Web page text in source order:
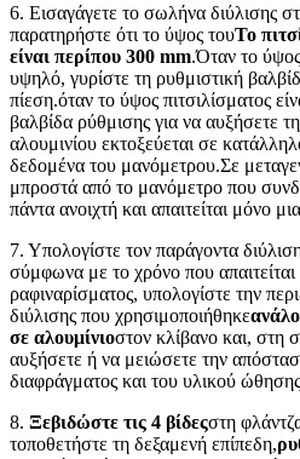
6. Εισαγάγετε το σωλήνα διύλισης
παρατηρήστε ότι το ύψος τουΤο
είναι περίπου 300 mm.Όταν το ύψος
υψηλό, γυρίστε τη ρυθμιστική
πίεση.όταν το ύψος πιτσιλίσματος
βαλβίδα ρύθμισης για να αυξήσετε
αλουμινίου εκτοξεύεται σε
δεδομένα του μανόμετρου.Σε
μπροστά από το μανόμετρο που
πάντα ανοιχτή και απαιτείται μόνο
7. Υπολογίστε τον παράγοντα
σύμφωνα με το χρόνο που
ραφιναρίσματος, υπολογίστε την
διύλισης που χρησιμοποιήθηκε
σε αλουμίνιοστον κλίβανο και, στη
αυξήσετε ή να μειώσετε την
διαφράγματος και του υλικού
8. Ξεβιδώστε τις 4 βίδεςστη
τοποθετήστε τη δεξαμενή επίπεδη,